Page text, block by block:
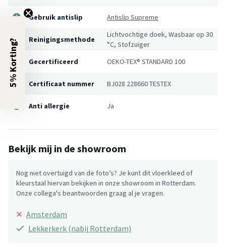
Gebruik antislip Antislip Supreme
Reinigingsmethode
Lichtvochtige doek, Wasbaar op 30
°C, Stofzuiger
Gecertificeerd
OEKO-TEX® STANDARD 100
Certificaat nummer BJ028 228660 TESTEX
Anti allergie Ja
Bekijk mij in de showroom
Nog niet overtuigd van de foto’s? Je kunt dit vloerkleed of
kleurstaal hiervan bekijken in onze showroom in Rotterdam.
Onze collega's beantwoorden graag al je vragen.
× Amsterdam
Lekkerkerk (nabij Rotterdam)
5% Korting?